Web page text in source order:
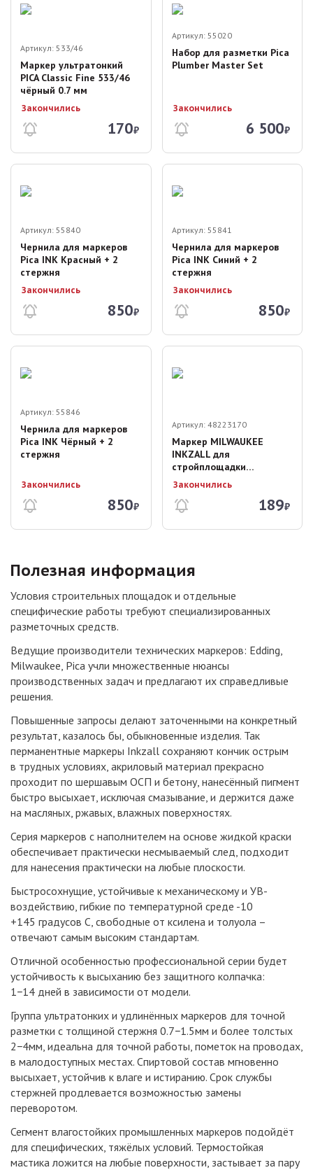
Артикул: 533/46
Маркер ультратонкий
PICA Classic Fine 533/46
чёрный 0.7 мм
Закончились
170₽
Артикул: 55020
Набор для разметки Pica
Plumber Master Set
Закончились
6 500₽
Артикул: 55840
Чернила для маркеров
Pica INK Красный + 2
стержня
Закончились
850₽
Артикул: 55841
Чернила для маркеров
Pica INK Синий + 2
стержня
Закончились
850₽
Артикул: 55846
Чернила для маркеров
Pica INK Чёрный + 2
стержня
Закончились
850₽
Артикул: 48223170
Маркер MILWAUKEE
INKZALL для
стройплощадки
(красный)
Закончились
189₽
Полезная информация
Условия строительных площадок и отдельные
специфические работы требуют специализированных
разметочных средств.
Ведущие производители технических маркеров: Edding,
Milwaukee, Pica учли множественные нюансы
производственных задач и предлагают их справедливые
решения.
Повышенные запросы делают заточенными на конкретный
результат, казалось бы, обыкновенные изделия. Так
перманентные маркеры Inkzall сохраняют кончик острым
в трудных условиях, акриловый материал прекрасно
проходит по шершавым ОСП и бетону, нанесённый пигмент
быстро высыхает, исключая смазывание, и держится даже
на масляных, ржавых, влажных поверхностях.
Серия маркеров с наполнителем на основе жидкой краски
обеспечивает практически несмываемый след, подходит
для нанесения практически на любые плоскости.
Быстросохнущие, устойчивые к механическому и УВ-
воздействию, гибкие по температурной среде -10
+145 градусов С, свободные от ксилена и толуола –
отвечают самым высоким стандартам.
Отличной особенностью профессиональной серии будет
устойчивость к высыханию без защитного колпачка:
1−14 дней в зависимости от модели.
Группа ультратонких и удлинённых маркеров для точной
разметки с толщиной стержня 0.7−1.5мм и более толстых
2−4мм, идеальна для точной работы, пометок на проводах,
в малодоступных местах. Спиртовой состав мгновенно
высыхает, устойчив к влаге и истиранию. Срок службы
стержней продлевается возможностью замены
переворотом.
Сегмент влагостойких промышленных маркеров подойдёт
для специфических, тяжёлых условий. Термостойкая
мастика ложится на любые поверхности, застывает за пару